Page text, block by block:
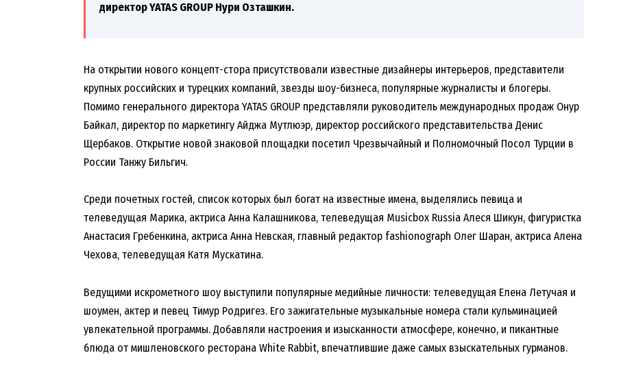
директор YATAS GROUP Нури Озташкин.
На открытии нового концепт-стора присутствовали известные дизайнеры интерьеров, представители
крупных российских и турецких компаний, звезды шоу-бизнеса, популярные журналисты и блогеры.
Помимо генерального директора YATAS GROUP представляли руководитель международных продаж Онур
Байкал, директор по маркетингу Айджа Мутлюэр, директор российского представительства Денис
Щербаков. Открытие новой знаковой площадки посетил Чрезвычайный и Полномочный Посол Турции в
России Танжу Бильгич.
Среди почетных гостей, список которых был богат на известные имена, выделялись певица и
телеведущая Марика, актриса Анна Калашникова, телеведущая Musicbox Russia Алеся Шикун, фигуристка
Анастасия Гребенкина, актриса Анна Невская, главный редактор fashionograph Олег Шаран, актриса Алена
Чехова, телеведущая Катя Мускатина.
Ведущими искрометного шоу выступили популярные медийные личности: телеведущая Елена Летучая и
шоумен, актер и певец Тимур Родригез. Его зажигательные музыкальные номера стали кульминацией
увлекательной программы. Добавляли настроения и изысканности атмосфере, конечно, и пикантные
блюда от мишленовского ресторана White Rabbit, впечатлившие даже самых взыскательных гурманов.